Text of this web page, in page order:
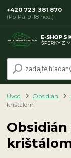
+420 723 381 870
(Po-Pá, 9-18 hod.)
Úvod Obsidián
krištálom